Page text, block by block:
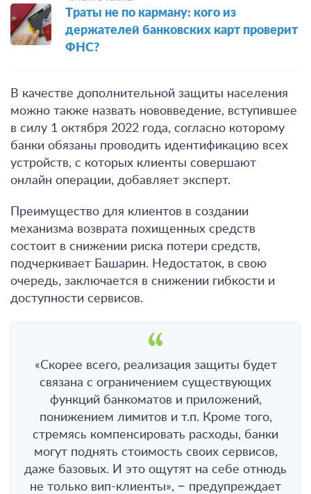
Траты не по карману: кого из
держателей банковских карт проверит
ФНС?
В качестве дополнительной защиты населения
можно также назвать нововведение, вступившее
в силу 1 октября 2022 года, согласно которому
банки обязаны проводить идентификацию всех
устройств, с которых клиенты совершают
онлайн операции, добавляет эксперт.
Преимущество для клиентов в создании
механизма возврата похищенных средств
состоит в снижении риска потери средств,
подчеркивает Башарин. Недостаток, в свою
очередь, заключается в снижении гибкости и
доступности сервисов.
«Скорее всего, реализация защиты будет
связана с ограничением существующих
функций банкоматов и приложений,
понижением лимитов и т.п. Кроме того,
стремясь компенсировать расходы, банки
могут поднять стоимость своих сервисов,
даже базовых. И это ощутят на себе отнюдь
не только вип-клиенты», − предупреждает